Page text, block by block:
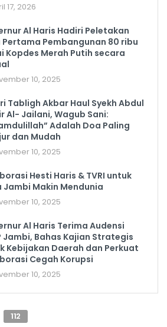
17, 2026
Al Haris Hadiri Peletakan
Pertama Pembangunan 80 ribu
Kopdes Merah Putih secara
10, 2025
Tabligh Akbar Haul Syekh Abdul
Al- Jailani, Wagub Sani:
Adalah Doa Paling
dan Mudah
10, 2025
Hesti Haris & TVRI untuk
Jambi Makin Mendunia
10, 2025
Al Haris Terima Audensi
Jambi, Bahas Kajian Strategis
Kebijakan Daerah dan Perkuat
Cegah Korupsi
10, 2025
112